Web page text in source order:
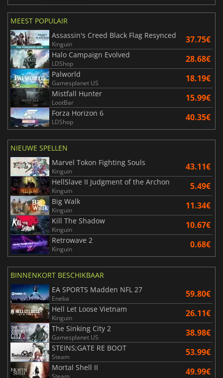
MEEST POPULAIR
Assassin's Creed Black Flag Resynced
Kinguin 37.75€
Halo Campaign Evolved
LDShop 28.68€
Palworld
Gamesplanet US 18.19€
Mistfall Hunter
LootBar 15.99€
Forza Horizon 6
LDShop 40.35€
NIEUWE SPELLEN
Marvel Tokon Fighting Souls
Kinguin 43.11€
HellSlave II Judgment of the Archon
Kinguin 5.49€
Big Walk
Kinguin 11.34€
Kill The Shadow
Kinguin 10.67€
Retrowave 2
Kinguin 0.68€
BINNENKORT BESCHIKBAAR
EA SPORTS Madden NFL 27
Eneba 59.80€
Hell Let Loose Vietnam
Kinguin 26.11€
The Sinking City 2
Gamesplanet US 38.98€
STEINS;GATE RE BOOT
Steam 53.99€
Mortal Shell II 49.99€